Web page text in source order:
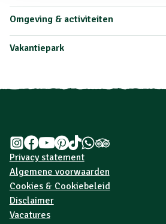
Omgeving & activiteiten
Vakantiepark
Privacy statement
Algemene voorwaarden
Cookies & Cookiebeleid
Disclaimer
Vacatures